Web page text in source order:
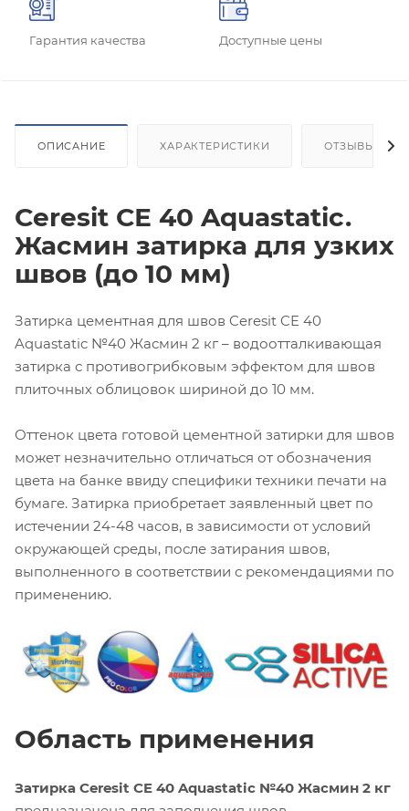
Гарантия качества Доступные цены
ОПИСАНИЕ ХАРАКТЕРИСТИКИ ОТЗЫВЫ
Ceresit СЕ 40 Aquastatic.
Жасмин затирка для узких
швов (до 10 мм)
Затирка цементная для швов Ceresit CE 40
Aquastatic №40 Жасмин 2 кг – водоотталкивающая
затирка с противогрибковым эффектом для швов
плиточных облицовок шириной до 10 мм.
Оттенок цвета готовой цементной затирки для швов
может незначительно отличаться от обозначения
цвета на банке ввиду специфики техники печати на
бумаге. Затирка приобретает заявленный цвет по
истечении 24-48 часов, в зависимости от условий
окружающей среды, после затирания швов,
выполненного в соответствии с рекомендациями по
применению.
Область применения
Затирка Ceresit CE 40 Aquastatic №40 Жасмин 2 кг